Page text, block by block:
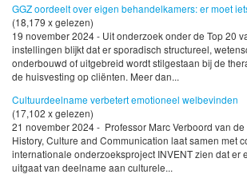
GGZ oordeelt over eigen behandelkamers: er moet
(18,179 x gelezen)
19 november 2024 - Uit onderzoek onder de Top 20
instellingen blijkt dat er sporadisch structureel,
onderbouwd of uitgebreid wordt stilgestaan bij de
de huisvesting op cliënten. Meer dan...
Cultuurdeelname verbetert emotioneel welbevinden
(17,102 x gelezen)
21 november 2024 - Professor Marc Verboord van
History, Culture and Communication laat samen met
internationale onderzoeksproject INVENT zien dat er
uitgaat van deelname aan culturele...